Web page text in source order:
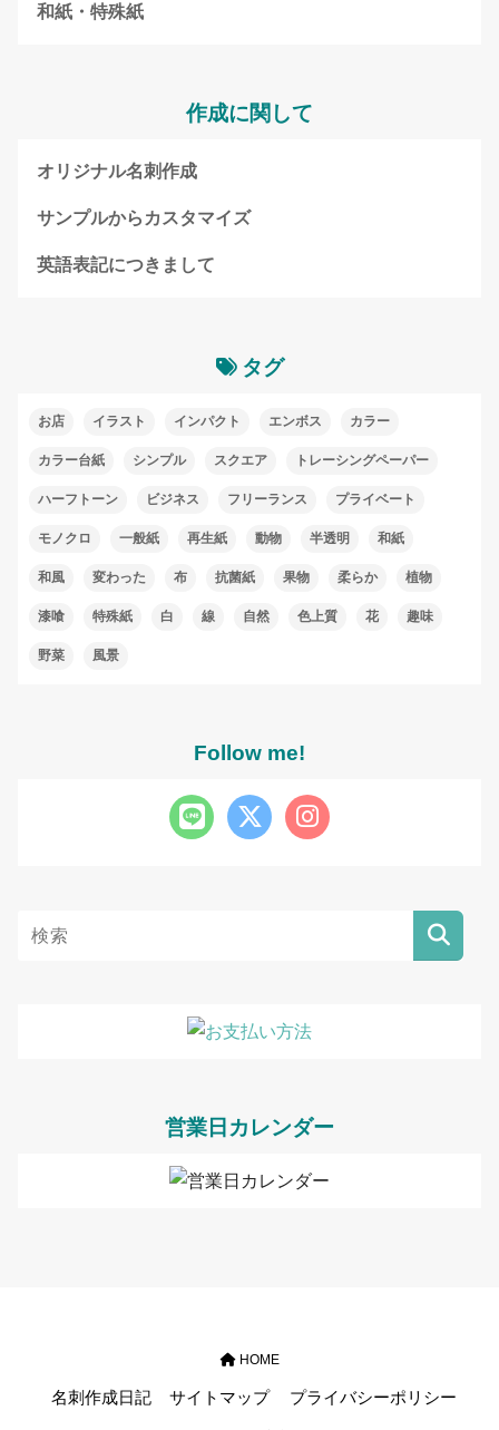
和紙・特殊紙
作成に関して
オリジナル名刺作成
サンプルからカスタマイズ
英語表記につきまして
タグ
お店 イラスト インパクト エンボス カラー
カラー台紙 シンプル スクエア トレーシングペーパー
ハーフトーン ビジネス フリーランス プライベート
モノクロ 一般紙 再生紙 動物 半透明 和紙
和風 変わった 布 抗菌紙 果物 柔らか 植物
漆喰 特殊紙 白 線 自然 色上質 花 趣味
野菜 風景
Follow me!
営業日カレンダー
HOME
名刺作成日記 サイトマップ プライバシーポリシー